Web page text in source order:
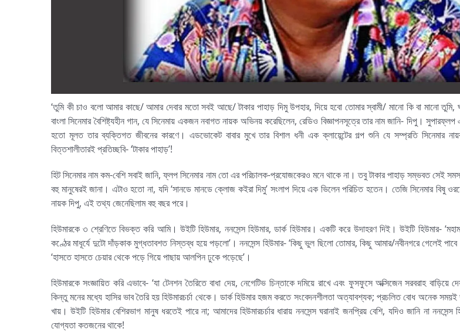
‘তুমি কী চাও বলো আমার কাছে/ আমার দেবার মতো সবই আছে/ টাকার পাহাড় দিমু উপহার, দিয়ে হবো তোমার স্বামী/ মানো কি বা মানো
বাংলা সিনেমার বৈশিষ্ট্যহীন গান, যে সিনেমায় একজন নবাগত নায়ক অভিনয় করেছিলেন, রেডিও বিজ্ঞাপনসূত্রে তার নাম জানি- দিপু। সুপারফ্লপ
হতো মূলত তার ব্যক্তিগত জীবনের কারণে। এডভোকেট বাবার মুখে তার বিশাল ধনী এক ক্লায়েন্টের গল্প শুনি যে সম্প্রতি সিনেমার
বিত্তশালীতারই প্রতিচ্ছবি- ‘টাকার পাহাড়’!
হিট সিনেমার নাম কম-বেশি সবাই জানি, ফ্লপ সিনেমার নাম তো এর পরিচালক-প্রযোজকেরও মনে থাকে না। তবু টাকার পাহাড় সম্ভবত সেই
বহু মানুষেরই জানা। এটাও হতো না, যদি ‘সানডে মানডে ক্লোজ কইরা দিমু’ সংলাপ দিয়ে এক ভিলেন পরিচিত হতেন। তেজি সিনেমার বিষু
নায়ক দিপু, এই তথ্য জেনেছিলাম বহু বছর পরে।
হিউমারকে ৩ শ্রেণিতে বিভক্ত করি আমি। উইটি হিউমার, ননসেন্স হিউমার, ডার্ক হিউমার। একটি করে উদাহরণ দিই। উইটি হিউমার-
কণ্ঠের মাধূর্যে দুটো দাঁড়কাক মুগ্ধতাবশত নিস্তব্ধ হয়ে পড়লো’। ননসেন্স হিউমার- ‘কিছু ভুল ছিলো তোমার, কিছু আমার/নবীনগরে গেলেই পাবে
‘হাসতে হাসতে চেয়ার থেকে পড়ে গিয়ে পাছায় আলপিন ঢুকে পড়েছে’।
হিউমারকে সংজ্ঞায়িত করি এভাবে- ‘যা টেনশন তৈরিতে বাধা দেয়, নেগেটিভ চিন্তাকে দমিয়ে রাখে এবং ফুসফুসে অক্সিজেন সরবরাহ বাড়িয়ে
কিন্তু মনের মধ্যে হাসির ভাব তৈরি হয় হিউমারচর্চা থেকে। ডার্ক হিউমার হজম করতে সংবেদনশীলতা অত্যাবশ্যক; প্রচলিত বোধ অনেক সময়ই
খায়। উইটি হিউমার বেশিরভাগ মানুষ ধরতেই পারে না; আমাদের হিউমারচর্চার ধারায় ননসেন্স ঘরানাই জনপ্রিয় বেশি, যদিও জানি না ননসেন্স
যোগ্যতা কতজনের থাকে!